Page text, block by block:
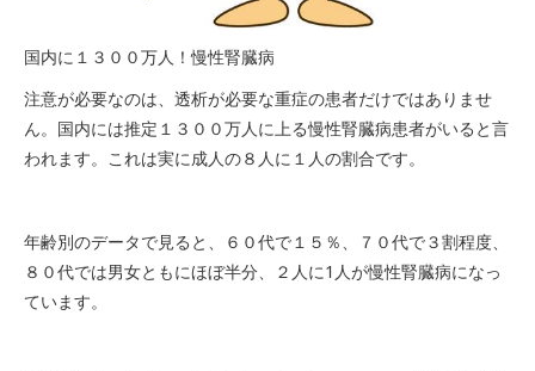
国内に１３００万人！慢性腎臓病
注意が必要なのは、透析が必要な重症の患者だけではありませ
ん。国内には推定１３００万人に上る慢性腎臓病患者がいると言
われます。これは実に成人の８人に１人の割合です。
年齢別のデータで見ると、６０代で１５％、７０代で３割程度、
８０代では男女ともにほぼ半分、２人に1人が慢性腎臓病になっ
ています。